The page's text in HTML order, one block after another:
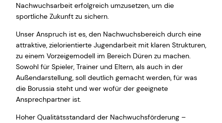
Nachwuchsarbeit erfolgreich umzusetzen, um die
sportliche Zukunft zu sichern.
Unser Anspruch ist es, den Nachwuchsbereich durch eine
attraktive, zielorientierte Jugendarbeit mit klaren Strukturen,
zu einem Vorzeigemodell im Bereich Düren zu machen.
Sowohl für Spieler, Trainer und Eltern, als auch in der
Außendarstellung, soll deutlich gemacht werden, für was
die Borussia steht und wer wofür der geeignete
Ansprechpartner ist.
Hoher Qualitätsstandard der Nachwuchsförderung –